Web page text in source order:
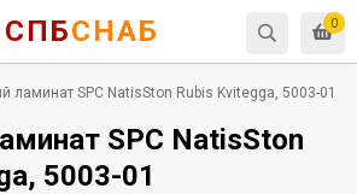
0
СПБСНАБ
ламинат SPC NatisSton Rubis Kvitegga, 5003-01
SPC NatisSton
5003-01